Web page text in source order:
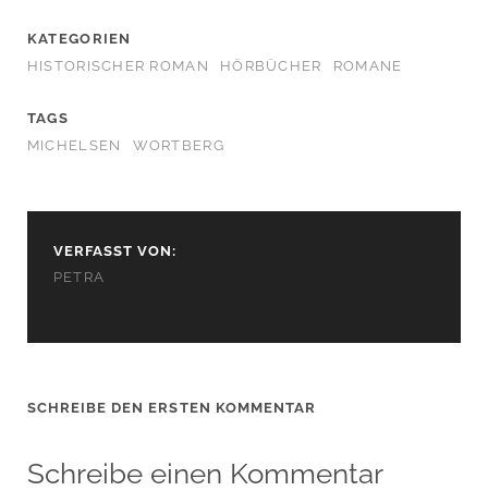
KATEGORIEN
HISTORISCHER ROMAN
HÖRBÜCHER ROMANE
TAGS
MICHELSEN
WORTBERG
VERFASST VON:
PETRA
SCHREIBE DEN ERSTEN KOMMENTAR
Schreibe einen Kommentar